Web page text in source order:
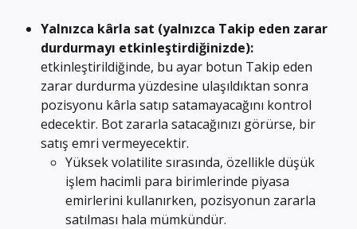
Yalnızca kârla sat (yalnızca Takip eden zarar
durdurmayı etkinleştirdiğinizde):
etkinleştirildiğinde, bu ayar botun Takip eden
zarar durdurma yüzdesine ulaşıldıktan sonra
pozisyonu kârla satıp satamayacağını kontrol
edecektir. Bot zararla satacağınızı görürse, bir
satış emri vermeyecektir.
Yüksek volatilite sırasında, özellikle düşük
işlem hacimli para birimlerinde piyasa
emirlerini kullanırken, pozisyonun zararla
satılması hala mümkündür.